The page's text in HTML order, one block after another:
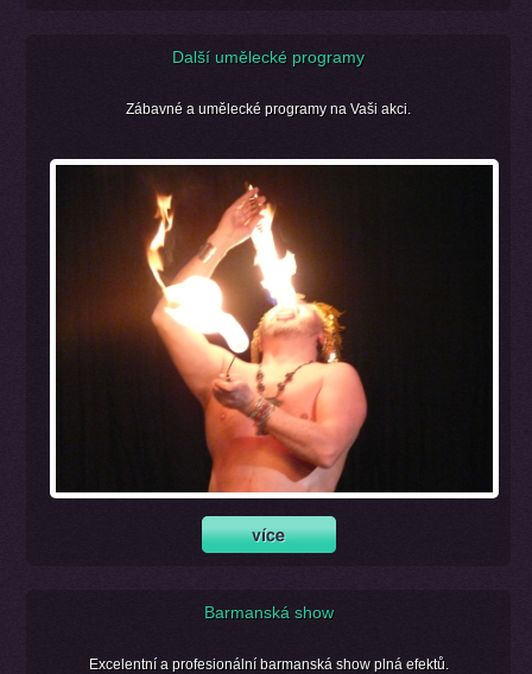
Další umělecké programy
Zábavné a umělecké programy na Vaši akci.
Barmanská show
Excelentní a profesionální barmanská show plná efektů.